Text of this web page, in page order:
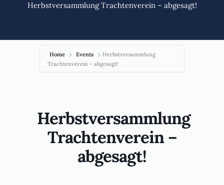
Herbstversammlung Trachtenverein – abgesagt!
Home Events
Herbstversammlung
Trachtenverein – abgesagt!
Herbstversammlung
Trachtenverein –
abgesagt!